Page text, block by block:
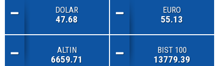
DOLAR
47.68
EURO
55.13
ALTIN
6659.71
BIST 100
13779.39